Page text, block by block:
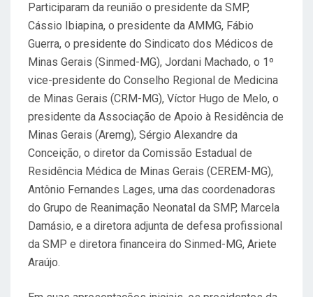
Participaram da reunião o presidente da SMP,
Cássio Ibiapina, o presidente da AMMG, Fábio
Guerra, o presidente do Sindicato dos Médicos de
Minas Gerais (Sinmed-MG), Jordani Machado, o 1º
vice-presidente do Conselho Regional de Medicina
de Minas Gerais (CRM-MG), Víctor Hugo de Melo, o
presidente da Associação de Apoio à Residência de
Minas Gerais (Aremg), Sérgio Alexandre da
Conceição, o diretor da Comissão Estadual de
Residência Médica de Minas Gerais (CEREM-MG),
Antônio Fernandes Lages, uma das coordenadoras
do Grupo de Reanimação Neonatal da SMP, Marcela
Damásio, e a diretora adjunta de defesa profissional
da SMP e diretora financeira do Sinmed-MG, Ariete
Araújo.